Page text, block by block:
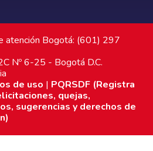
atención Bogotá: (601) 297
Nº 6-25 - Bogotá D.C.
de uso | PQRSDF (Registra
quejas,
sugerencias y derechos de